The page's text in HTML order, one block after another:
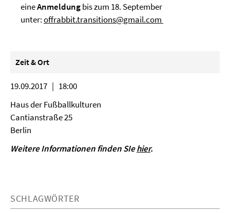
eineAnmeldungbis zum 18. September
unter:offrabbit.transitions@gmail.com
Zeit & Ort
19.09.2017 | 18:00
Haus der Fußballkulturen
Cantianstraße 25
Berlin
Weitere Informationen finden SIehier.
SCHLAGWÖRTER